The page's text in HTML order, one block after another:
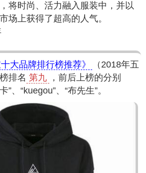
将时尚、活力融入服装中，并以
场上获得了超高的人气。
十大品牌排行榜推荐》
（2018年五
排名 第九
，前后上榜的分别
”、“kuegou”、“布先生”。